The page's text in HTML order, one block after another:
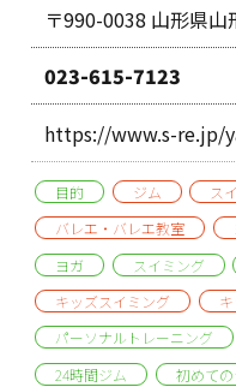
〒990-0038 山形県
023-615-7123
https://www.s-re.jp/
目的 ジム ス
バレエ・バレエ教室
ヨガ
スイミング
キッズスイミング
パーソナルトレーニング
24時間ジム
初めて